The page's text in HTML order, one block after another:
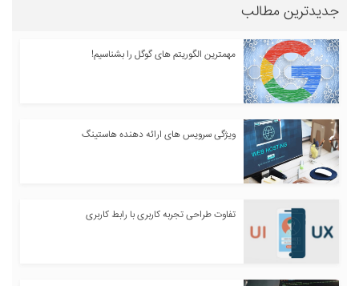
جدیدترین مطالب
مهمترین الگوریتم های گوگل را بشناسیم!
ویژگی سرویس های ارائه دهنده هاستینگ
تفاوت طراحی تجربه کاربری با رابط کاربری